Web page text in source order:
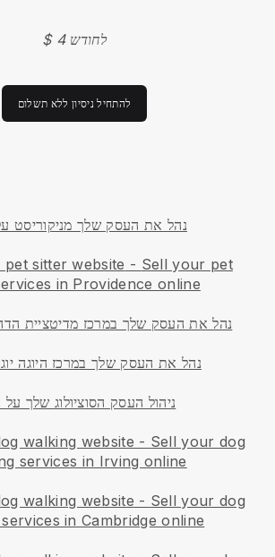
$ 4 לחודש
להתחיל ניסיון ללא תשלום
נהל את העסק שלך מניקוריסט
sitter website - Sell your pet
in Providence online
נהל את העסק שלך במרכז מדיטציית
נהל את העסק שלך במרכז היוגה
ניהול העסק הסוציולוג שלך על
walking website - Sell your dog
services in Irving online
walking website - Sell your dog
in Cambridge online